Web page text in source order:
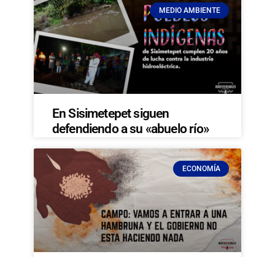
MEDIO AMBIENTE
En Sisimetepet siguen
defendiendo a su «abuelo río»
ECONOMÍA